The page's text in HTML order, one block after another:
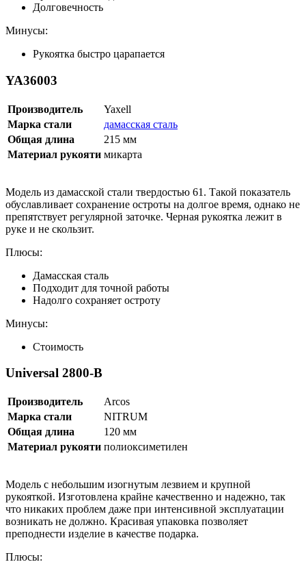
Долговечность
Минусы:
Рукоятка быстро царапается
YA36003
Производитель
Yaxell
Марка стали
дамасская сталь
Общая длина
215 мм
Материал рукояти микарта
Модель из дамасской стали твердостью 61. Такой показатель
обуславливает сохранение остроты на долгое время, однако не
препятствует регулярной заточке. Черная рукоятка лежит в
руке и не скользит.
Плюсы:
Дамасская сталь
Подходит для точной работы
Надолго сохраняет остроту
Минусы:
Стоимость
Universal 2800-B
Производитель
Arcos
Марка стали
NITRUM
Общая длина
120 мм
Материал рукояти полиоксиметилен
Модель с небольшим изогнутым лезвием и крупной
рукояткой. Изготовлена крайне качественно и надежно, так
что никаких проблем даже при интенсивной эксплуатации
возникать не должно. Красивая упаковка позволяет
преподнести изделие в качестве подарка.
Плюсы: